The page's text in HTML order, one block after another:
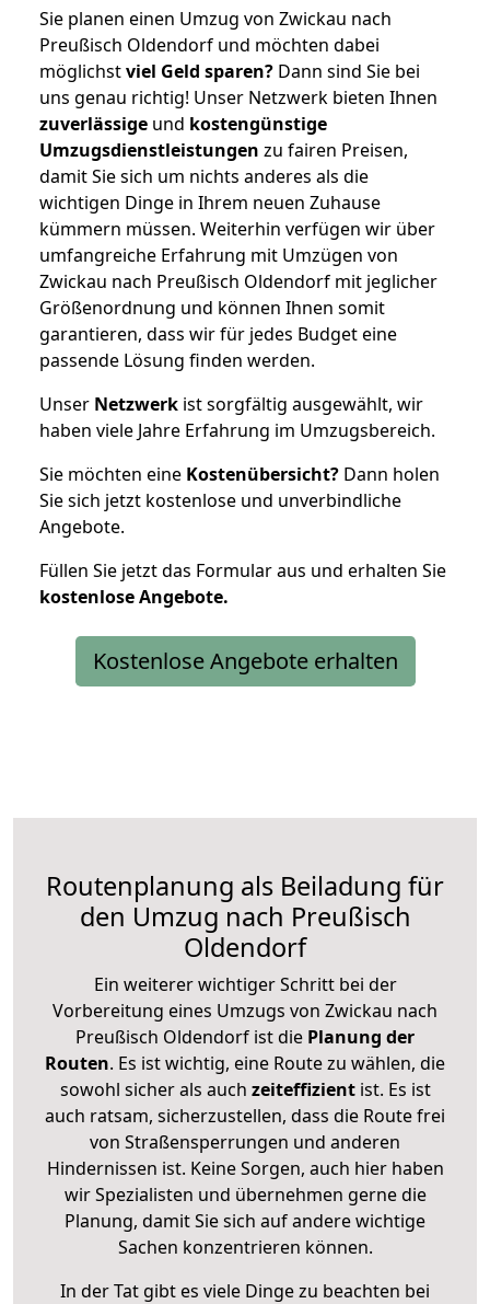
Sie planen einen Umzug von Zwickau nach
Preußisch Oldendorf und möchten dabei
möglichstviel Geld sparen? Dann sind Sie bei
uns genau richtig! Unser Netzwerk bieten Ihnen
zuverlässige und kostengünstige
Umzugsdienstleistungen zu fairen Preisen,
damit Sie sich um nichts anderes als die
wichtigen Dinge in Ihrem neuen Zuhause
kümmern müssen. Weiterhin verfügen wir über
umfangreiche Erfahrung mit Umzügen von
Zwickau nach Preußisch Oldendorf mit jeglicher
Größenordnung und können Ihnen somit
garantieren, dass wir für jedes Budget eine
passende Lösung finden werden.
Unser Netzwerk ist sorgfältig ausgewählt, wir
haben viele Jahre Erfahrung im Umzugsbereich.
Sie möchten eine Kostenübersicht? Dann holen
Sie sich jetzt kostenlose und unverbindliche
Angebote.
Füllen Sie jetzt das Formular aus und erhalten Sie
kostenloseAngebote.
Kostenlose Angebote erhalten
Routenplanung als Beiladung für
den Umzug nach Preußisch
Oldendorf
Ein weiterer wichtiger Schritt bei der
Vorbereitung eines Umzugs von Zwickau nach
Preußisch Oldendorf ist die Planung der
Routen. Es ist wichtig, eine Route zu wählen, die
sowohl sicher als auch zeiteffizientist. Es ist
auch ratsam, sicherzustellen, dass die Route frei
von Straßensperrungen und anderen
Hindernissen ist. Keine Sorgen, auch hier haben
wir Spezialisten und übernehmen gerne die
Planung, damit Sie sich auf andere wichtige
Sachen konzentrieren können.
In der Tat gibt es viele Dinge zu beachten bei